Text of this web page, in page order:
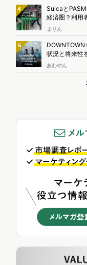
4
Suicaと
経済圏？利用
まりん
5
状況と将来性
あわやん